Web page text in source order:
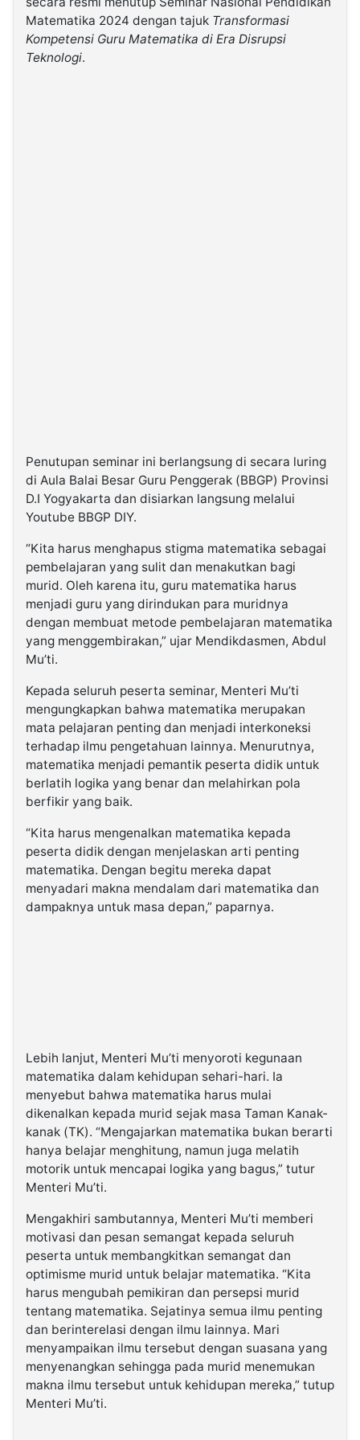
Kabarbaru.co
Matematika 2024 dengan tajuk Transformasi
Kompetensi Guru Matematika di Era Disrupsi
Teknologi.
Penutupan seminar ini berlangsung di secara luring
di Aula Balai Besar Guru Penggerak (BBGP) Provinsi
D.I Yogyakarta dan disiarkan langsung melalui
Youtube BBGP DIY.
“Kita harus menghapus stigma matematika sebagai
pembelajaran yang sulit dan menakutkan bagi
murid. Oleh karena itu, guru matematika harus
menjadi guru yang dirindukan para muridnya
dengan membuat metode pembelajaran matematika
yang menggembirakan,” ujar Mendikdasmen, Abdul
Mu’ti.
Kepada seluruh peserta seminar, Menteri Mu’ti
mengungkapkan bahwa matematika merupakan
mata pelajaran penting dan menjadi interkoneksi
terhadap ilmu pengetahuan lainnya. Menurutnya,
matematika menjadi pemantik peserta didik untuk
berlatih logika yang benar dan melahirkan pola
berfikir yang baik.
“Kita harus mengenalkan matematika kepada
peserta didik dengan menjelaskan arti penting
matematika. Dengan begitu mereka dapat
menyadari makna mendalam dari matematika dan
dampaknya untuk masa depan,” paparnya.
Lebih lanjut, Menteri Mu’ti menyoroti kegunaan
matematika dalam kehidupan sehari-hari. Ia
menyebut bahwa matematika harus mulai
dikenalkan kepada murid sejak masa Taman Kanak-
kanak (TK). “Mengajarkan matematika bukan berarti
hanya belajar menghitung, namun juga melatih
motorik untuk mencapai logika yang bagus,” tutur
Menteri Mu’ti.
Mengakhiri sambutannya, Menteri Mu’ti memberi
motivasi dan pesan semangat kepada seluruh
peserta untuk membangkitkan semangat dan
optimisme murid untuk belajar matematika. “Kita
harus mengubah pemikiran dan persepsi murid
tentang matematika. Sejatinya semua ilmu penting
dan berinterelasi dengan ilmu lainnya. Mari
menyampaikan ilmu tersebut dengan suasana yang
menyenangkan sehingga pada murid menemukan
makna ilmu tersebut untuk kehidupan mereka,” tutup
Menteri Mu’ti.